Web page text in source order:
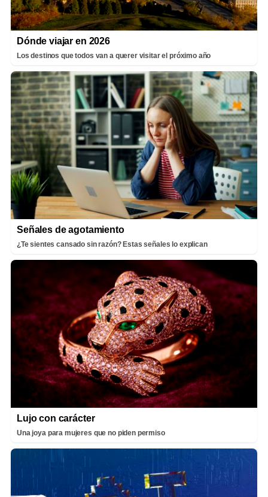
Dónde viajar en 2026
Los destinos que todos van a querer visitar el próximo año
Señales de agotamiento
¿Te sientes cansado sin razón? Estas señales lo explican
Lujo con carácter
Una joya para mujeres que no piden permiso